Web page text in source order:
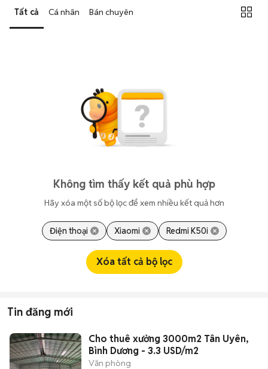
Tất cả Cá nhân Bán chuyên
Không tìm thấy kết quả phù hợp
Hãy xóa một số bộ lọc để xem nhiều kết quả hơn
Điện thoại Xiaomi Redmi K50i
Xóa tất cả bộ lọc
Tin đăng mới
Cho thuê xưởng 3000m2 Tân Uyên,
Bình Dương - 3.3 USD/m2
Văn phòng